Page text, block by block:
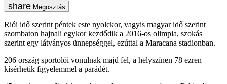
Megosztás
Riói idő szerint péntek este nyolckor, vagyis magyar idő szerint
szombaton hajnali egykor kezdődik a 2016-os olimpia, szokás
szerint egy látványos ünnepséggel, ezúttal a Maracana stadionban.
206 ország sportolói vonulnak majd fel, a helyszínen 78 ezren
kísérhetik figyelemmel a parádét.